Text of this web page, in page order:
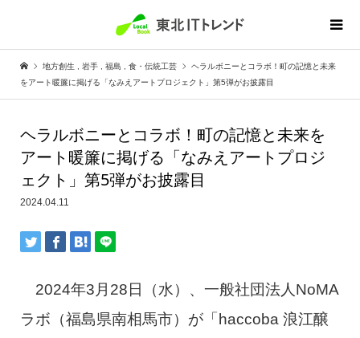
地方創生 岩手 福島 食・伝統工芸
ヘラルボニーとコラボ！町の記憶と未来
をアート暖簾に掲げる「なみえアートプロジェクト」第5弾がお披露目
ヘラルボニーとコラボ！町の記憶と未来を
アート暖簾に掲げる「なみえアートプロジ
ェクト」第5弾がお披露目
2024.04.11
2024年3月28日（水）、一般社団法人NoMA
ラボ（福島県南相馬市）が「haccoba 浪江醸